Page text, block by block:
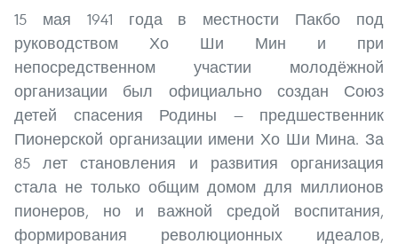
15 мая 1941 года в местности Пакбо под
руководством Хо Ши Мин и при
непосредственном участии молодёжной
организации был официально создан Союз
детей спасения Родины — предшественник
Пионерской организации имени Хо Ши Мина. За
85 лет становления и развития организация
стала не только общим домом для миллионов
пионеров, но и важной средой воспитания,
формирования революционных идеалов,